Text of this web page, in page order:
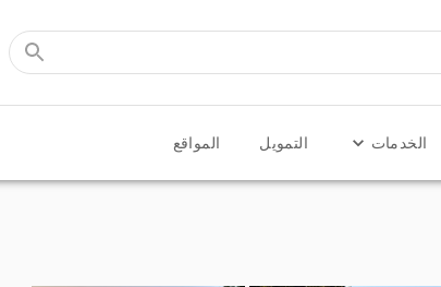
الخدمات التمويل المواقع